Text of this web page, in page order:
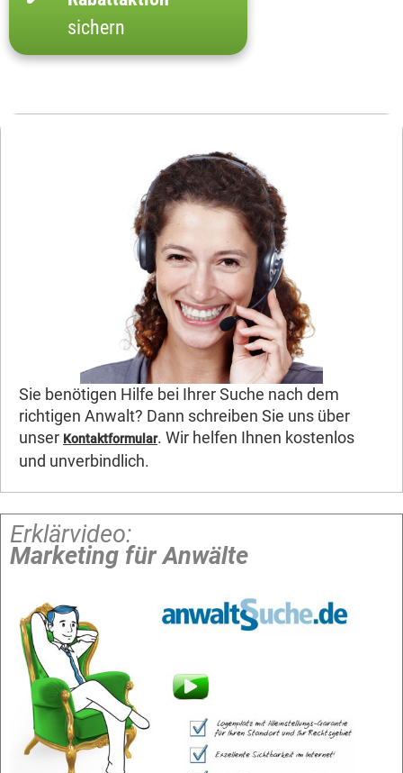
sichern
Sie benötigen Hilfe bei Ihrer Suche nach dem
richtigen Anwalt? Dann schreiben Sie uns über
unser Kontaktformular. Wir helfen Ihnen kostenlos
und unverbindlich.
Erklärvideo:
Marketing für Anwälte